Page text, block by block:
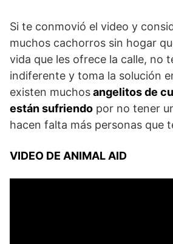
Si te conmovió el video y
muchos cachorros sin hogar
vida que les ofrece la calle, no
indiferente y toma la solución
existen muchosangelitos de
están sufriendo por no tener
hacen falta más personas que
VIDEO DE ANIMAL AID